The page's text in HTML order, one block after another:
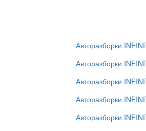
Авторазборки
Авторазборки
Авторазборки
Авторазборки
Авторазборки